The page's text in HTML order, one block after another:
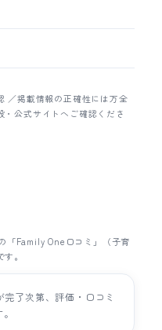
／掲載情報の正確性には万全
公式サイトへご確認くださ
「Family One口コミ」（子育
。
了次第、評価・口コミ